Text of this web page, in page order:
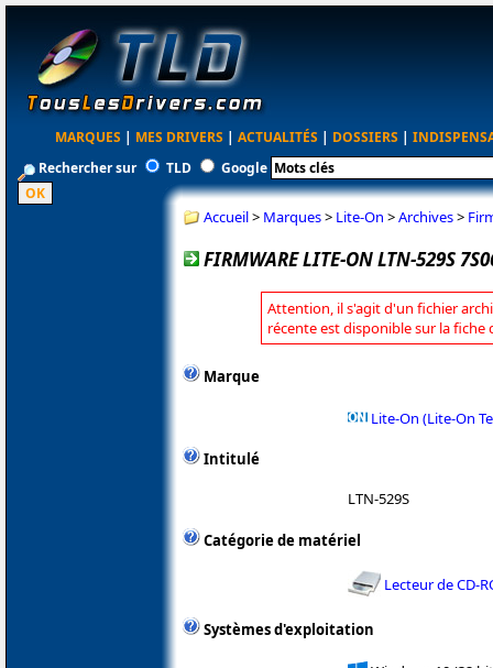
MARQUES | MES DRIVERS | ACTUALITÉS | DOSSIERS |
Rechercher sur
TLD Google
Accueil> Marques> Lite-On >Archives>
FIRMWARE LITE-ON LTN-529S
Attention, il s'agit d'un fichier
récente est disponible sur la fiche
Marque
Lite-On (Lite-On
Intitulé
LTN-529S
Catégorie de matériel
Lecteur de CD-
Systèmes d'exploitation